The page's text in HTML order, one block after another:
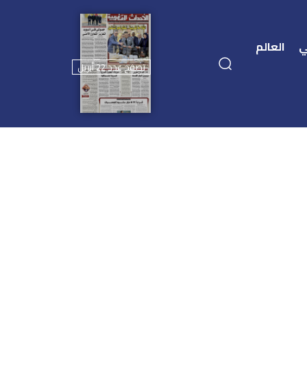
العالم
تصفح عدد 22 أبريل